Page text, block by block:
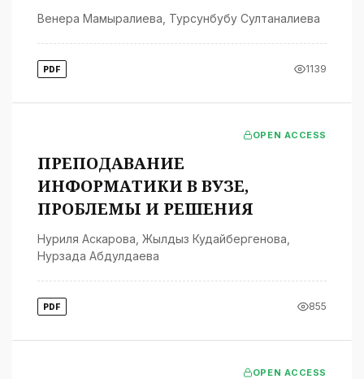
Венера Мамыралиева Турсунбубу Султаналиева
PDF 1139
OPEN ACCESS
ПРЕПОДАВАНИЕ
ИНФОРМАТИКИ В ВУЗЕ,
ПРОБЛЕМЫ И РЕШЕНИЯ
Нуриля Аскарова Жылдыз Кудайбергенова
Нурзада Абдулдаева
PDF 855
OPEN ACCESS